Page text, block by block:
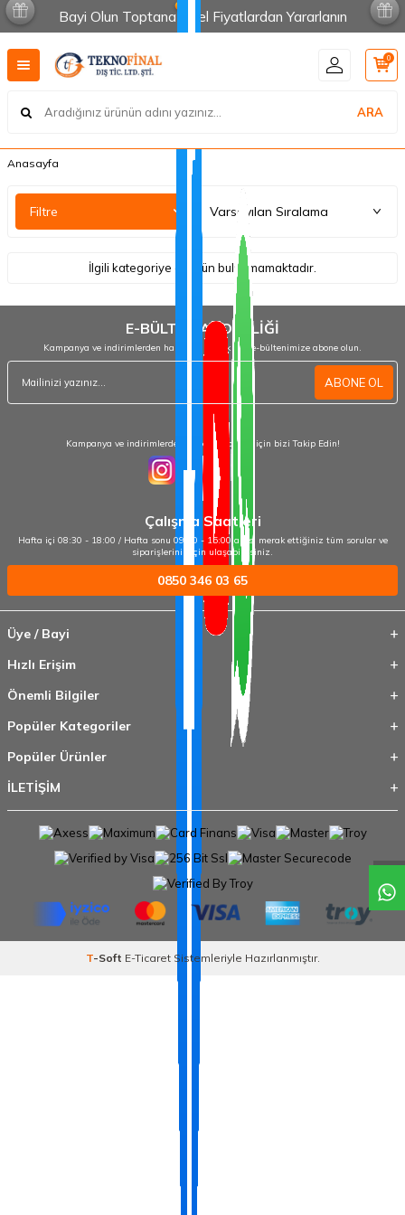
Bayi Olun Toptana Özel Fiyatlardan Yararlanın
ARA
0
Anasayfa
Filtre
İlgili kategoriye ait ürün bulunmamaktadır.
E-BÜLTEN ABONELİĞİ
Kampanya ve indirimlerden haberdar olmak için e-bültenimize abone olun.
ABONE OL
Kampanya ve indirimlerden haberdar olmak için bizi Takip Edin!
Çalışma Saatleri
Hafta içi 08:30 - 18:00 / Hafta sonu 09:00 - 15:00 arası merak ettiğiniz tüm sorular ve
siparişleriniz için ulaşabilirsiniz.
0850 346 03 65
Üye / Bayi
Hızlı Erişim
Önemli Bilgiler
Popüler Kategoriler
Popüler Ürünler
İLETİŞİM
T-Soft E-TicaretSistemleriyle Hazırlanmıştır.